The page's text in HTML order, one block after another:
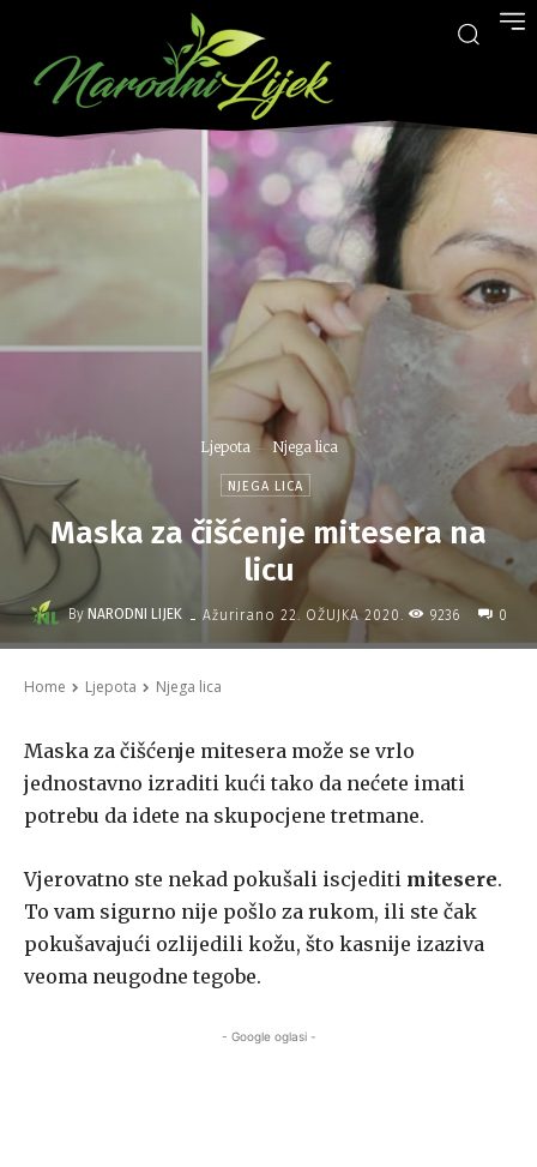
Ljepota Njega lica
NJEGA LICA
Maska za čišćenje mitesera na
licu
By NARODNI LIJEK - Ažurirano 22. OŽUJKA 2020. 9236 0
Home Ljepota Njega lica
Maska za čišćenje mitesera može se vrlo
jednostavno izraditi kući tako da nećete imati
potrebu da idete na skupocjene tretmane.
Vjerovatno ste nekad pokušali iscjediti mitesere.
To vam sigurno nije pošlo za rukom, ili ste čak
pokušavajući ozlijedili kožu, što kasnije izaziva
veoma neugodne tegobe.
- Google oglasi -